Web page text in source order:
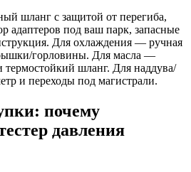
шланг с защитой от перегиба,
адаптеров под ваш парк, запасные
Для охлаждения — ручная
горловины. Для масла —
термостойкий шланг. Для наддува/
и переходы под магистрали.
почему
давления